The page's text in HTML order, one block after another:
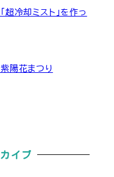
超冷却ミスト」を作っ
陽花まつり
イブ